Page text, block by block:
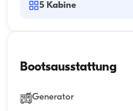
5 Kabine
Bootsausstattung
Generator